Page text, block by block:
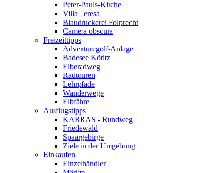
Peter-Pauls-Kirche
Villa Teresa
Blaudruckerei Folprecht
Camera obscura
Freizeittipps
Adventuregolf-Anlage
Badesee Kötitz
Elberadweg
Radtouren
Lehrpfade
Wanderwege
Elbfähre
Ausflugstipps
KARRAS - Rundweg
Friedewald
Spaargebirge
Ziele in der Umgebung
Einkaufen
Einzelhändler